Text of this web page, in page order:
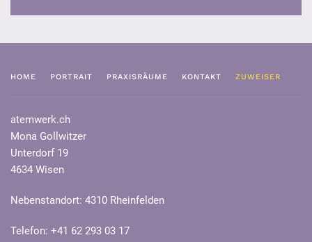
HOME PORTRAIT PRAXISRÄUME KONTAKT ZUWEISER
atemwerk.ch
Mona Gollwitzer
Unterdorf 19
4634 Wisen
Nebenstandort: 4310 Rheinfelden
Telefon: +41 62 293 03 17